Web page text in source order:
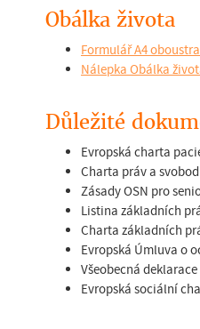
Obálka života
Formulář A4
Nálepka Obálka
Důležité
Evropská charta
Charta práv a
Zásady OSN pro
Listina základních
Charta základních
Evropská Úmluva o
Všeobecná
Evropská sociální